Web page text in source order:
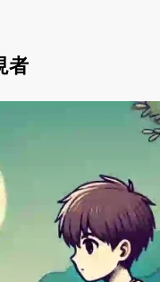
者